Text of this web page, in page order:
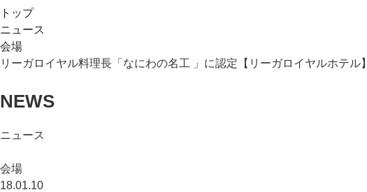
トップ
ニュース
会場
リーガロイヤル料理長「なにわの名工 」に認定【リーガロイヤルホテル】
NEWS
ニュース
会場
18.01.10